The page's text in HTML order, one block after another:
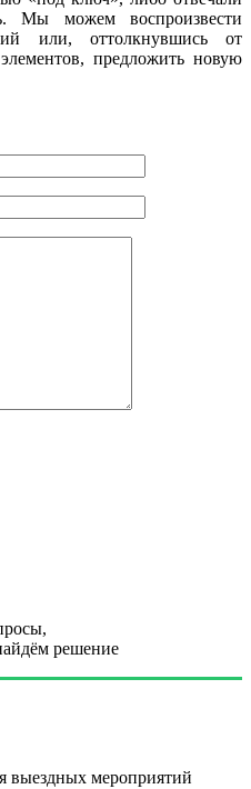
Мы можем воспроизвести
или, оттолкнувшись от
предложить новую
решение
выездных мероприятий